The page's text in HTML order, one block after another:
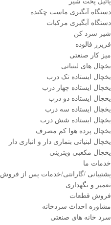
دستگاه آبگیری ماست چکیده
دستگاه آبگیری مرکبات
شیر سرد کن
فریزر فالوده
میز کار صنعتی
یخچال های لبنیاتی
یخچال ایستاده تک درب
یخچال ایستاده چهار درب
یخچال ایستاده دو درب
یخچال ایستاده سه درب
یخچال ایستاده شش درب
یخچال پرده هوا کم مصرف
یخچال لبنیاتی بنماری دار و انباری دار
یخچال مکعبی ویترینی
خدمات ما
پشتیبانی /گارانتی/خدمات پس از فروش
تعمیر و نگهداری
فروش قطعات
مشاوره احداث سردخانه
سرد خانه های صنعتی